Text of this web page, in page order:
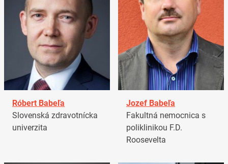
Róbert Babeľa
Slovenská zdravotnícka
univerzita
Jozef Babeľa
Fakultná nemocnica s
poliklinikou F.D.
Roosevelta